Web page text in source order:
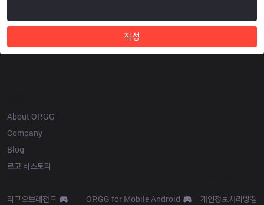
작성
About OP.GG
Company
Blog
로고 히스토리
리그오브레전드
OP.GG for Mobile Android
개인정보처리방침